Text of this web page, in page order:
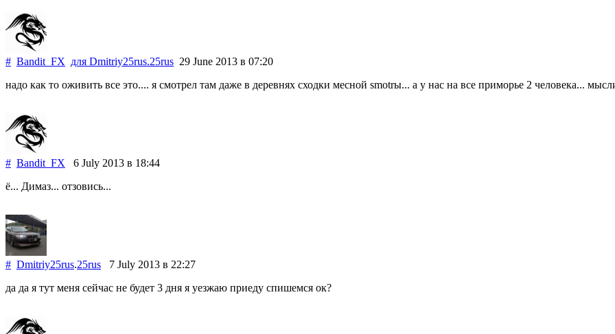
# Bandit_FX для Dmitriy25rus.25rus 29 June 2013 в 07:20
надо как то оживить все это.... я смотрел там даже в деревнях сходки месной smotrы... а у нас на все приморье 2 человека...
# Bandit_FX 6 July 2013 в 18:44
ё... Димаз... отзовись...
# Dmitriy25rus.25rus 7 July 2013 в 22:27
да да я тут меня сейчас не будет 3 дня я уезжаю приеду спишемся ок?